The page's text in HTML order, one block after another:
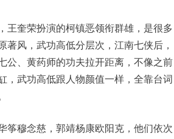
王奎荣扮演的柯镇恶领衔群雄，是很多
风，武功高低分层次，江南七侠后，
公、黄药师的功夫拉开距离，不像之前
，武功高低跟人物颜值一样，全靠台词
筝穆念慈，郭靖杨康欧阳克，他们依次